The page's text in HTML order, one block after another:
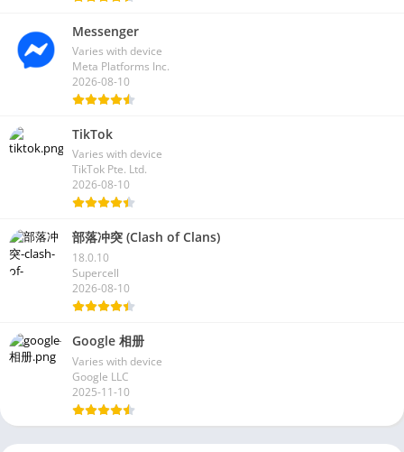
Messenger
Varies with device
Meta Platforms Inc.
2026-08-10
TikTok
Varies with device
TikTok Pte. Ltd.
2026-08-10
部落冲突 (Clash of Clans)
18.0.10
Supercell
2026-08-10
Google 相册
Varies with device
Google LLC
2025-11-10